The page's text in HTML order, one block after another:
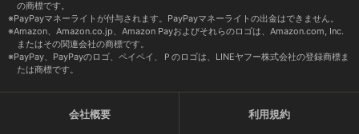
の商標です。
PayPayマネーライトが付与されます。PayPayマネーライトの出金はできません。
Amazon、Amazon.co.jp、Amazon Payおよびそれらのロゴは、Amazon.com, Inc.
またはその関連会社の商標です。
PayPay、PayPayのロゴ、ペイペイ、Ｐのロゴは、LINEヤフー株式会社の登録商標ま
たは商標です。
会社概要 利用規約